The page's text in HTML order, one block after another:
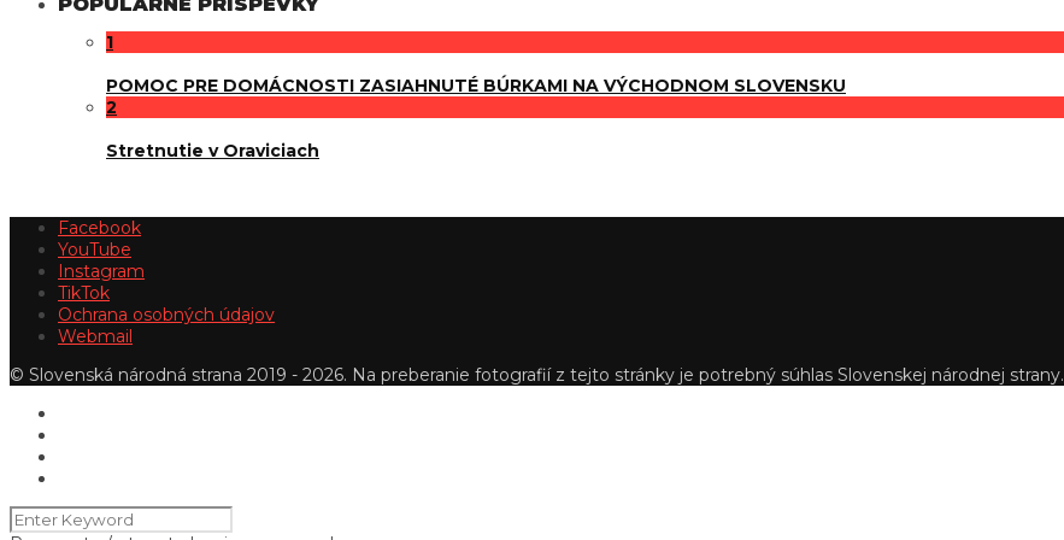
1
POMOC PRE DOMÁCNOSTI ZASIAHNUTÉ BÚRKAMI NA VÝCHODNOM SLOVENSKU
2
Stretnutie v Oraviciach
Facebook
YouTube
Instagram
TikTok
Ochrana osobných údajov
Webmail
© Slovenská národná strana 2019 - 2026. Na preberanie fotografií z tejto stránky je potrebný súhlas Slovenskej národnej strany.